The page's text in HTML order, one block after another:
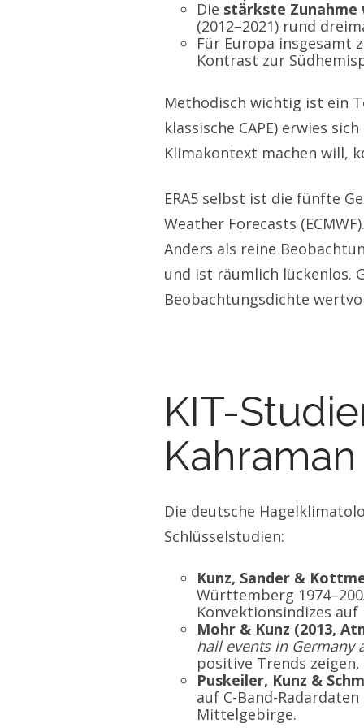
Die stärkste
(2012–2021) rund
Für Europa insgesamt
Kontrast zur
Methodisch wichtig ist ein
klassische CAPE) erwies
Klimakontext machen will,
ERA5 selbst ist die fünfte
Weather Forecasts
Anders als reine
und ist räumlich lückenlos.
Beobachtungsdichte
KIT-
Die deutsche
Schlüsselstudien:
Kunz, Sander &
Württemberg
Konvektionsindizes
Mohr & Kunz (2013,
hail events in Germany
positive Trends
Puskeiler, Kunz &
auf C-Band-
Mittelgebirge.